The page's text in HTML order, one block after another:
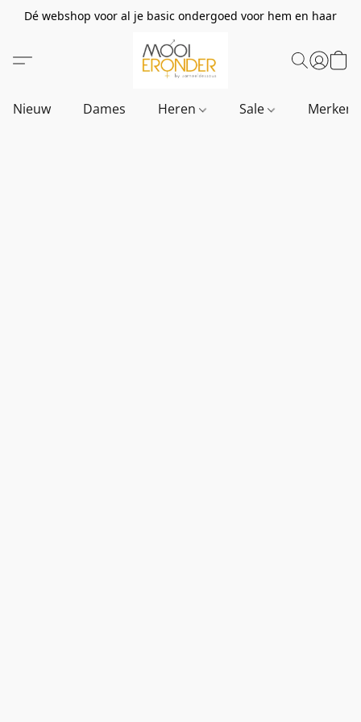
Dé webshop voor al je basic ondergoed voor hem en haar
Nieuw Dames Heren Sale Merken